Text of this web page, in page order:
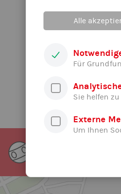
Alle
Für
Sie helfen
Externe
Um Ihnen